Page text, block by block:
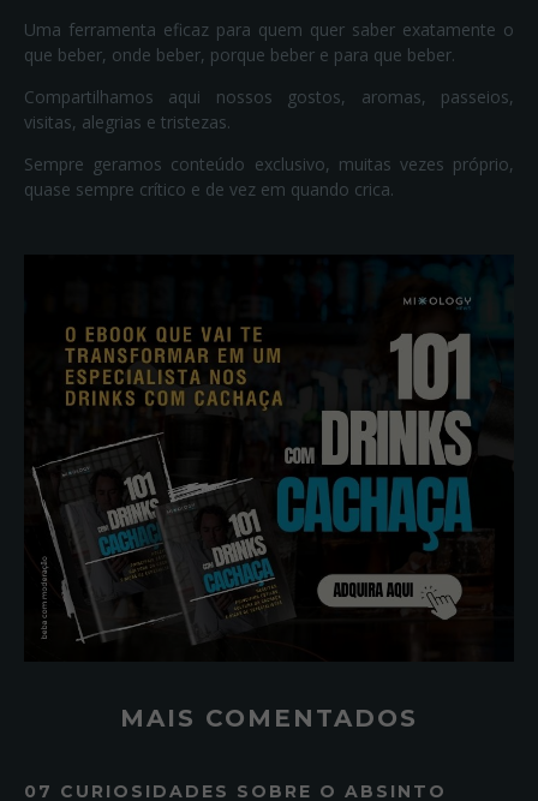
Uma ferramenta eficaz para quem quer saber exatamente o
que beber, onde beber, porque beber e para que beber.
Compartilhamos aqui nossos gostos, aromas, passeios,
visitas, alegrias e tristezas.
Sempre geramos conteúdo exclusivo, muitas vezes próprio,
quase sempre crítico e de vez em quando crica.
MAIS COMENTADOS
07 CURIOSIDADES SOBRE O ABSINTO